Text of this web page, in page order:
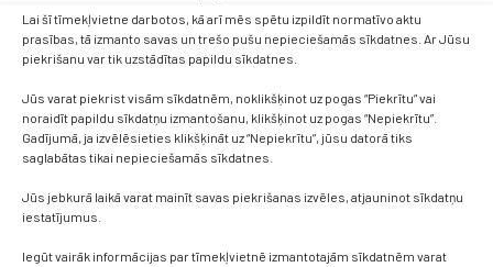
Lai šī tīmekļvietne darbotos, kā arī mēs spētu izpildīt normatīvo aktu
prasības, tā izmanto savas un trešo pušu nepieciešamās sīkdatnes. Ar Jūsu
piekrišanu var tik uzstādītas papildu sīkdatnes.
Jūs varat piekrist visām sīkdatnēm, noklikšķinot uz pogas “Piekrītu” vai
noraidīt papildu sīkdatņu izmantošanu, klikšķinot uz pogas “Nepiekrītu”.
Gadījumā, ja izvēlēsieties klikšķināt uz “Nepiekrītu”, jūsu datorā tiks
saglabātas tikai nepieciešamās sīkdatnes.
Jūs jebkurā laikā varat mainīt savas piekrišanas izvēles, atjauninot sīkdatņu
iestatījumus.
Iegūt vairāk informācijas par tīmekļvietnē izmantotajām sīkdatnēm varat